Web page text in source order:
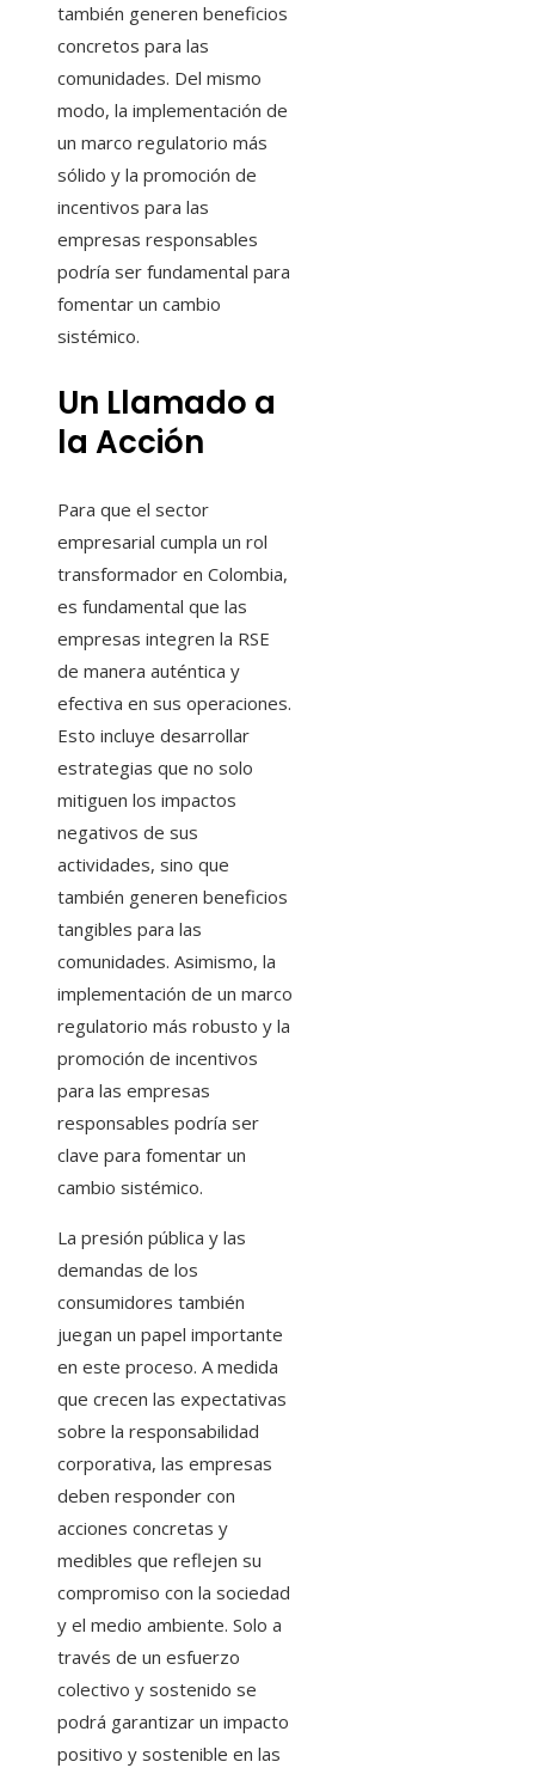
también generen beneficios
concretos para las
comunidades. Del mismo
modo, la implementación de
un marco regulatorio más
sólido y la promoción de
incentivos para las
empresas responsables
podría ser fundamental para
fomentar un cambio
sistémico.
Un Llamado a
la Acción
Para que el sector
empresarial cumpla un rol
transformador en Colombia,
es fundamental que las
empresas integren la RSE
de manera auténtica y
efectiva en sus operaciones.
Esto incluye desarrollar
estrategias que no solo
mitiguen los impactos
negativos de sus
actividades, sino que
también generen beneficios
tangibles para las
comunidades. Asimismo, la
implementación de un marco
regulatorio más robusto y la
promoción de incentivos
para las empresas
responsables podría ser
clave para fomentar un
cambio sistémico.
La presión pública y las
demandas de los
consumidores también
juegan un papel importante
en este proceso. A medida
que crecen las expectativas
sobre la responsabilidad
corporativa, las empresas
deben responder con
acciones concretas y
medibles que reflejen su
compromiso con la sociedad
y el medio ambiente. Solo a
través de un esfuerzo
colectivo y sostenido se
podrá garantizar un impacto
positivo y sostenible en las